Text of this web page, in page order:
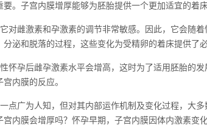
。子宫内膜增厚能够为胚胎提供一个更加适宜的着
对雌激素和孕激素的调节非常敏感。因此，它会随
泌和脱落的过程，这些变化为受精卵的着床提供了必
怀孕后雌孕激素水平会增高，这时为了适用胚胎的
内膜的反应。
点广为人知，但对其内部运作机制及变化过程，大
内膜会增厚吗？怀孕早期，子宫内膜因体内激素变